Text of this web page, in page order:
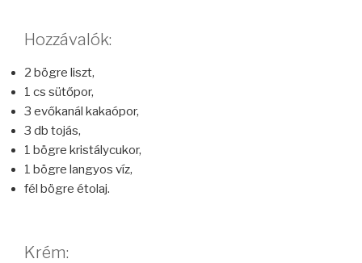
Hozzávalók:
2 bögre liszt,
1 cs sütőpor,
3 evőkanál kakaópor,
3 db tojás,
1 bögre kristálycukor,
1 bögre langyos víz,
fél bögre étolaj.
Krém: